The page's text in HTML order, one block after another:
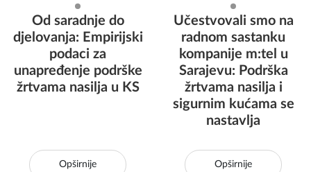
Od saradnje do
djelovanja: Empirijski
podaci za
unapređenje podrške
žrtvama nasilja u KS
Opširnije
Učestvovali smo na
radnom sastanku
kompanije m:tel u
Sarajevu: Podrška
žrtvama nasilja i
sigurnim kućama se
nastavlja
Opširnije